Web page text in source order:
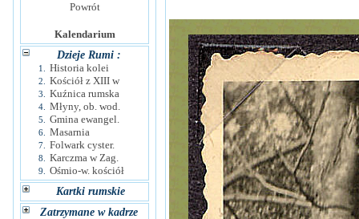
Powrót
Kalendarium
Dzieje Rumi :
1. Historia kolei
2. Kościół z XIII w
3. Kuźnica rumska
4. Młyny, ob. wod.
5. Gmina ewangel.
6. Masarnia
7. Folwark cyster.
8. Karczma w Zag.
9.
Ośmio-w. kościół
Kartki rumskie
Zatrzymane w kadrze